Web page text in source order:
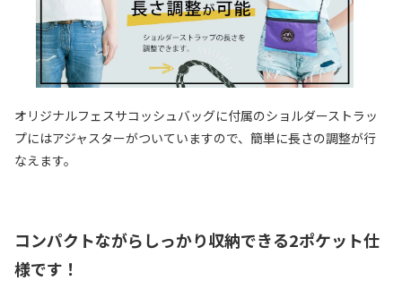
オリジナルフェスサコッシュバッグに付属のショルダーストラッ
プにはアジャスターがついていますので、簡単に長さの調整が行
なえます。
コンパクトながらしっかり収納できる2ポケット仕
様です！